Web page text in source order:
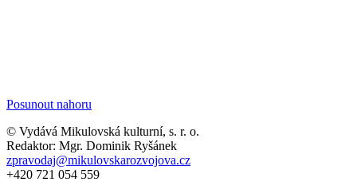
Posunout nahoru
© Vydává Mikulovská kulturní, s. r. o.
Redaktor: Mgr. Dominik Ryšánek
zpravodaj@mikulovskarozvojova.cz
+420 721 054 559